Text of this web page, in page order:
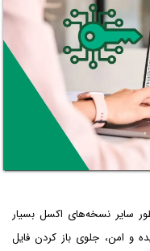
2016 یا 2019 و همین‌طور سایر نسخه‌های اکسل بسیار
و امن، جلوی باز کردن فایل